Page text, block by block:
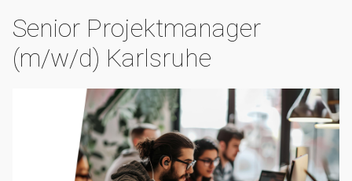
Senior Projektmanager
(m/w/d) Karlsruhe